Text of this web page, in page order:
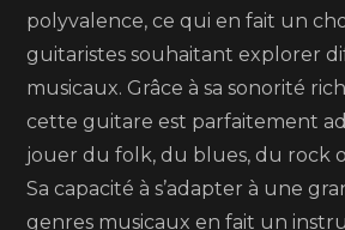
polyvalence, ce qui en fait un
guitaristes souhaitant explorer
musicaux. Grâce à sa sonorité
cette guitare est parfaitement
jouer du folk, du blues, du rock
Sa capacité à s’adapter à une
genres musicaux en fait un